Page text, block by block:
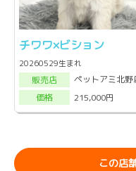
チワワ×ビション
20260529生まれ
販売店
ペットアミ北野
価格
215,000円
この店